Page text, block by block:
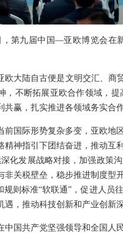
，第九届中国—亚欧博览会在
欧大陆自古便是文明交汇、商
，不断拓展亚欧合作领域，
共赢，扎实推进各领域务实合
前国际形势复杂多变，亚欧地
精神指引下团结奋进，推动互
化发展战略对接，加强政策
非关税壁垒，稳步推进制度型
规则标准“软联通”，促进人
遇，推动科技创新和产业创新
中国共产党坚强领导和全国人